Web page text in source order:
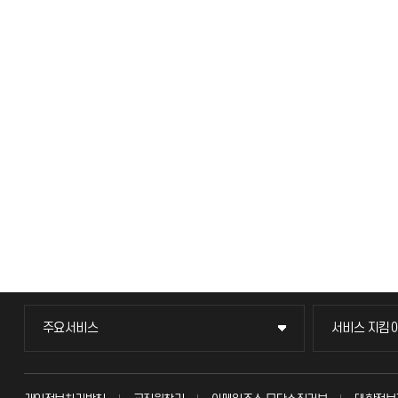
주요서비스
주요서비스
교무회의방송
서비스 지킴
서비스 지킴이
묻고 답하기